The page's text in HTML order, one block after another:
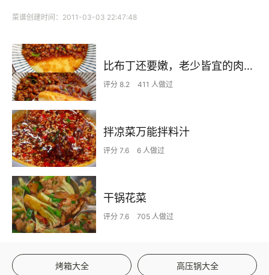
菜谱创建时间：2011-03-03 22:47:48
比布丁还要嫩，老少皆宜的肉沫蒸蛋
评分 8.2 411 人做过
拌凉菜万能拌料汁
评分 7.6 6 人做过
干锅花菜
评分 7.6 705 人做过
烤箱大全 高压锅大全